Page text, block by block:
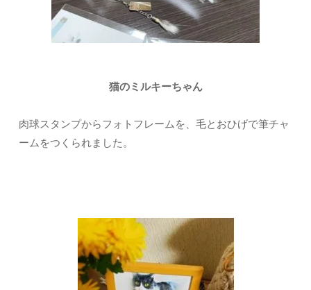
猫のミルキーちゃん
肉球スタンプからフォトフレームを、毛とおひげで筆チャ
ームをつくられました。